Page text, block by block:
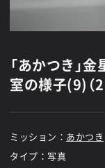
「あかつき」
室の様子(9)（
ミッション： あかつき
タイプ：写真